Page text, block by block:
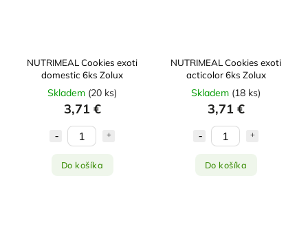
NUTRIMEAL Cookies exoti
domestic 6ks Zolux
Skladem (20 ks)
3,71 €
Do košíka
NUTRIMEAL Cookies exoti
acticolor 6ks Zolux
Skladem (18 ks)
3,71 €
Do košíka